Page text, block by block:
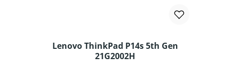
Lenovo ThinkPad P14s 5th Gen
21G2002H